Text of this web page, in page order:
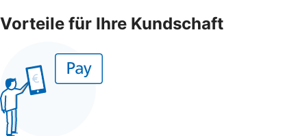
Vorteile für Ihre Kundschaft